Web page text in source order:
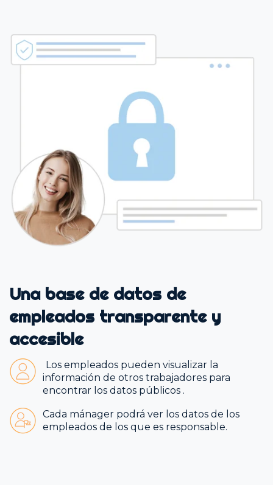
Una base de datos de
empleados transparente y
accesible
Los empleados pueden visualizar la
información de otros trabajadores para
encontrar los datos públicos .
Cada mánager podrá ver los datos de los
empleados de los que es responsable.